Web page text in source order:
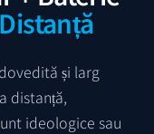
și larg
distanță,
ideologice sau